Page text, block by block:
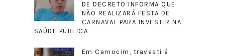
DE DECRETO INFORMA QUE
NÃO REALIZARÁ FESTA DE
CARNAVAL PARA INVESTIR NA
SAÚDE PÚBLICA
Em Camocim, travesti é